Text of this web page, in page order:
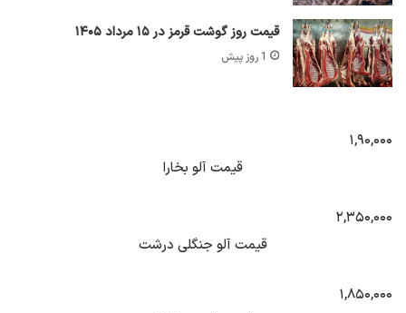
قیمت روز گوشت قرمز در ۱۵ مرداد ۱۴۰۵
1 روز پیش
۱,۹۰,۰۰۰
قیمت آلو بخارا
۲,۳۵۰,۰۰۰
قیمت آلو جنگلی درشت
۱,۸۵۰,۰۰۰